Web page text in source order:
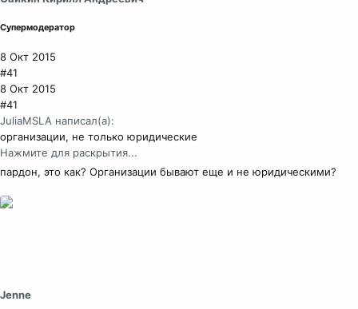
Супермодератор
8 Окт 2015
#41
8 Окт 2015
#41
JuliaMSLA написал(а):
организации, не только юридические
Нажмите для раскрытия...
пардон, это как? Организации бывают еще и не юридическими?
Jenne